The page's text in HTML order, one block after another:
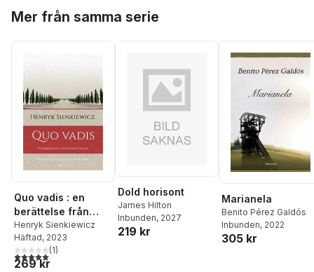
Mer från samma serie
Quo vadis : en
berättelse från
Neros dagar
Henryk Sienkiewicz
Häftad, 2023
5,0utav 5 stjärnor. Totalt antal röster:
(1)
269 kr
Dold horisont
James Hilton
Inbunden, 2027
219 kr
Marianela
Benito Pérez Galdós
Inbunden, 2022
305 kr